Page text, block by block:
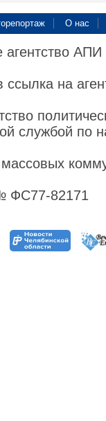
О нас
агентство
ссылка на
службой по
ФС77-82171